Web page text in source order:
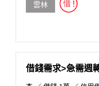
雲林
借錢需求>急需週